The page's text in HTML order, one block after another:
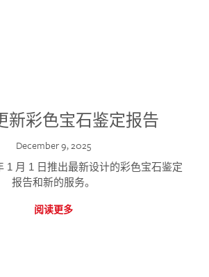
新彩色宝石鉴定报告
December 9, 2025
1 月 1 日推出最新设计的彩色宝石鉴定
报告和新的服务。
阅读更多